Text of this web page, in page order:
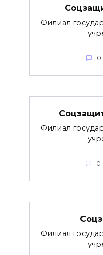
Филиал
0
Филиал
0
Филиал